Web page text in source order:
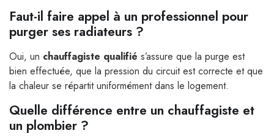
Faut-il faire appel à un professionnel pour
purger ses radiateurs ?
Oui, un chauffagiste qualifié s’assure que la purge est
bien effectuée, que la pression du circuit est correcte et que
la chaleur se répartit uniformément dans le logement.
Quelle différence entre un chauffagiste et
un plombier ?